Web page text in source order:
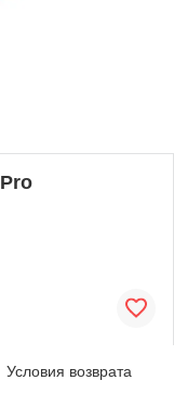
Условия возврата